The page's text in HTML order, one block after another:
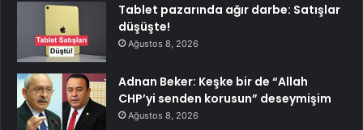
Tablet pazarında ağır darbe: Satışlar
düşüşte!
Ağustos 8, 2026
Adnan Beker: Keşke bir de “Allah
CHP’yi senden korusun” deseymişim
Ağustos 8, 2026